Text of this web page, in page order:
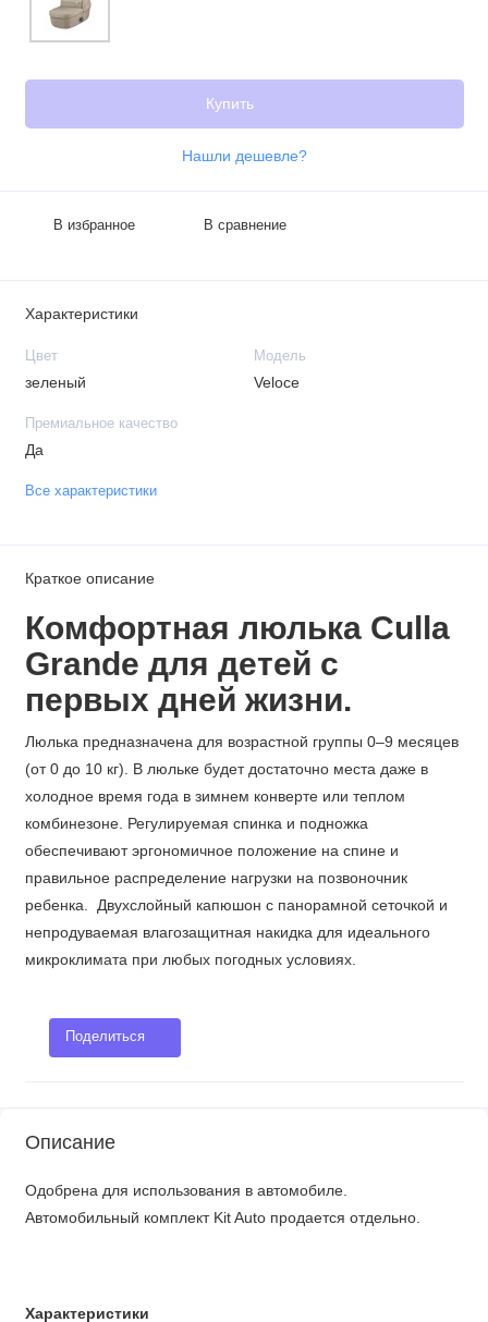
Купить
Нашли дешевле?
В избранное В сравнение
Характеристики
Цвет
зеленый
Модель
Veloce
Премиальное качество
Да
Все характеристики
Краткое описание
Комфортная люлька Culla
Grande для детей с
первых дней жизни.
Люлька предназначена для возрастной группы 0–9 месяцев
(от 0 до 10 кг). В люльке будет достаточно места даже в
холодное время года в зимнем конверте или теплом
комбинезоне. Регулируемая спинка и подножка
обеспечивают эргономичное положение на спине и
правильное распределение нагрузки на позвоночник
ребенка. Двухслойный капюшон с панорамной сеточкой и
непродуваемая влагозащитная накидка для идеального
микроклимата при любых погодных условиях.
Поделиться
Описание
Одобрена для использования в автомобиле.
Автомобильный комплект Kit Auto продается отдельно.
Характеристики